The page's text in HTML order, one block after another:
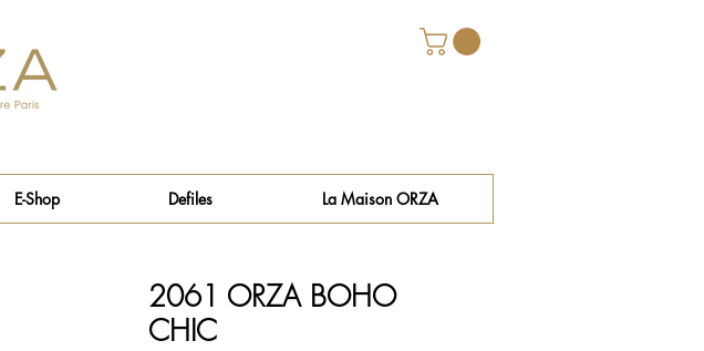
E-Shop Defiles La Maison ORZA
2061 ORZA BOHO
CHIC